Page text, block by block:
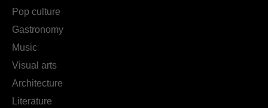
Pop culture
Gastronomy
Music
Visual arts
Architecture
Literature